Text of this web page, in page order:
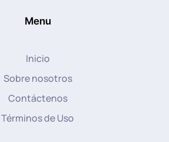
Menu
Inicio
Sobre nosotros
Contáctenos
Términos de Uso